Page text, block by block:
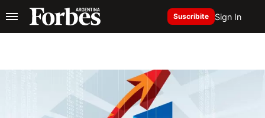
Suscribite Sign In